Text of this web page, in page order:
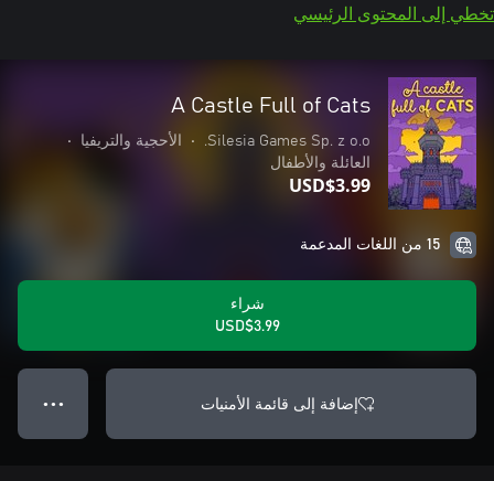
تخطي إلى المحتوى الرئيسي
A Castle Full of Cats
Silesia Games Sp. z o.o.
• الأحجية والتريفيا
•
العائلة والأطفال
USD$3.99
15 من اللغات المدعمة
شراء
USD$3.99
إضافة إلى قائمة الأمنيات ● ● ●